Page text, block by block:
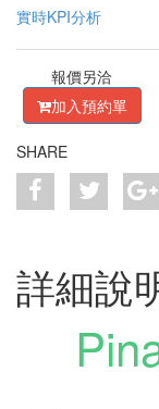
實時KPI分析
報價另洽
加入預約單
SHARE
詳細說